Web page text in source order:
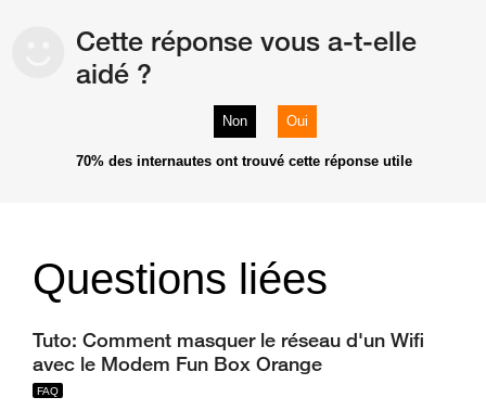
Cette réponse vous a-t-elle
aidé ?
Non Oui
70% des internautes ont trouvé cette réponse utile
Questions liées
Tuto: Comment masquer le réseau d'un Wifi
avec le Modem Fun Box Orange